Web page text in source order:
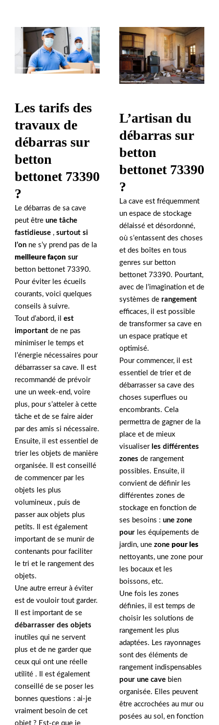
Les tarifs des
travaux de
débarras sur
betton
bettonet 73390
?
Le débarras de sa cave
peut être une tâche
fastidieuse , surtout si
l’on ne s’y prend pas de la
meilleure façon sur
betton bettonet 73390.
Pour éviter les écueils
courants, voici quelques
conseils à suivre.
Tout d’abord, il est
important de ne pas
minimiser le temps et
l’énergie nécessaires pour
débarrasser sa cave. Il est
recommandé de prévoir
une un week-end, voire
plus, pour s’atteler à cette
tâche et de se faire aider
par des amis si nécessaire.
Ensuite, il est essentiel de
trier les objets de manière
organisée. Il est conseillé
de commencer par les
objets les plus
volumineux , puis de
passer aux objets plus
petits. Il est également
important de se munir de
contenants pour faciliter
le tri et le rangement des
objets.
Une autre erreur à éviter
est de vouloir tout garder.
Il est important de se
débarrasser des objets
inutiles qui ne servent
plus et de ne garder que
ceux qui ont une réelle
utilité . Il est également
conseillé de se poser les
bonnes questions : ai-je
vraiment besoin de cet
objet ? Est-ce que je
L’artisan du
débarras sur
betton
bettonet 73390
?
La cave est fréquemment
un espace de stockage
délaissé et désordonné,
où s’entassent des choses
et des boîtes en tous
genres sur betton
bettonet 73390. Pourtant,
avec de l’imagination et de
systèmes de rangement
efficaces, il est possible
de transformer sa cave en
un espace pratique et
optimisé.
Pour commencer, il est
essentiel de trier et de
débarrasser sa cave des
choses superflues ou
encombrants. Cela
permettra de gagner de la
place et de mieux
visualiser les différentes
zones de rangement
possibles. Ensuite, il
convient de définir les
différentes zones de
stockage en fonction de
ses besoins : une zone
pour les équipements de
jardin, une zone pour les
nettoyants, une zone pour
les bocaux et les
boissons, etc.
Une fois les zones
définies, il est temps de
choisir les solutions de
rangement les plus
adaptées. Les rayonnages
sont des éléments de
rangement indispensables
pour une cave bien
organisée. Elles peuvent
être accrochées au mur ou
posées au sol, en fonction